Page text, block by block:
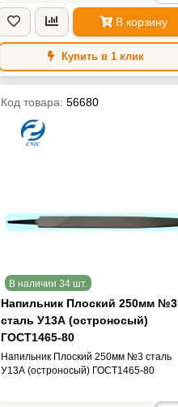
В корзину
Купить в 1 клик
Код товара:56680
В наличии 34 шт.
Напильник Плоский 250мм №3
сталь У13А (остроносый)
ГОСТ1465-80
Напильник Плоский 250мм №3 сталь
У13А (остроносый) ГОСТ1465-80